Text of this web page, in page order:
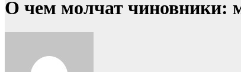
О чем молчат чиновники: